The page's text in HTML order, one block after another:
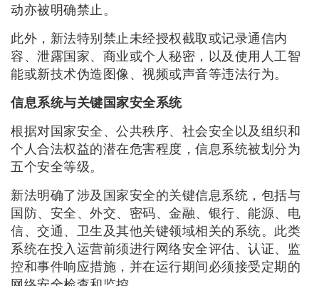
动亦被明确禁止。
此外，新法特别禁止未经授权截取或记录通信内
容、泄露国家、商业或个人秘密，以及使用人工智
能或新技术伪造图像、视频或声音等违法行为。
信息系统与关键国家安全系统
根据对国家安全、公共秩序、社会安全以及组织和
个人合法权益的潜在危害程度，信息系统被划分为
五个安全等级。
新法明确了涉及国家安全的关键信息系统，包括与
国防、安全、外交、密码、金融、银行、能源、电
信、交通、卫生及其他关键领域相关的系统。此类
系统在投入运营前须进行网络安全评估、认证、监
控和事件响应措施，并在运行期间必须接受定期的